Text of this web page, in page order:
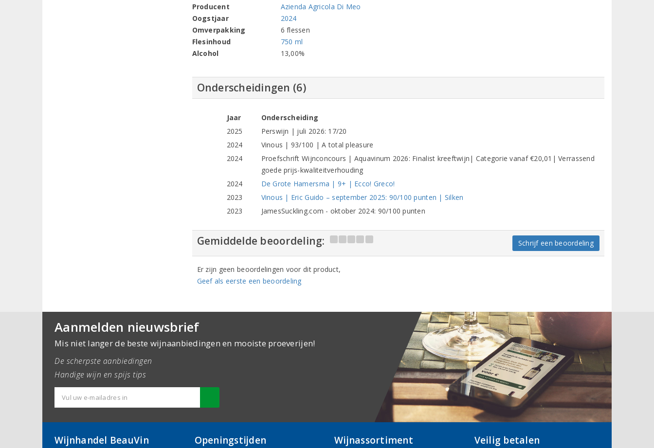
Producent
Azienda Agricola Di Meo
Oogstjaar
2024
Omverpakking
6 flessen
Flesinhoud
750 ml
Alcohol
13,00%
Onderscheidingen (6)
Jaar
Onderscheiding
2025
Perswijn | juli 2026: 17/20
2024
Vinous | 93/100 | A total pleasure
2024
Proefschrift Wijnconcours | Aquavinum 2026: Finalist kreeftwijn| Categorie vanaf €20,01| Verrassend
goede prijs-kwaliteitverhouding
2024
De Grote Hamersma | 9+ | Ecco! Greco!
2023
Vinous | Eric Guido – september 2025: 90/100 punten | Silken
2023
JamesSuckling.com - oktober 2024: 90/100 punten
Gemiddelde beoordeling: Schrijf een beoordeling
Er zijn geen beoordelingen voor dit product,
Geef als eerste een beoordeling
Aanmelden nieuwsbrief
Mis niet langer de beste wijnaanbiedingen en mooiste proeverijen!
De scherpste aanbiedingen
Handige wijn en spijs tips
Wijnhandel BeauVin Openingstijden Wijnassortiment Veilig betalen